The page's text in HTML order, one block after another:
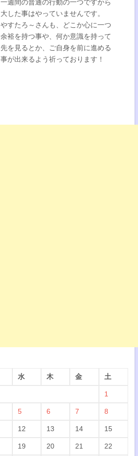
一週間の普通の行動の一つですから
大した事はやっていませんです。
やすたろ～さんも、どこか心に一つ
余裕を持つ事や、何か意識を持って
先を見るとか、ご自身を前に進める
事が出来るよう祈っております！
水 木 金 土
1
5 6 7 8
12 13 14 15
19 20 21 22